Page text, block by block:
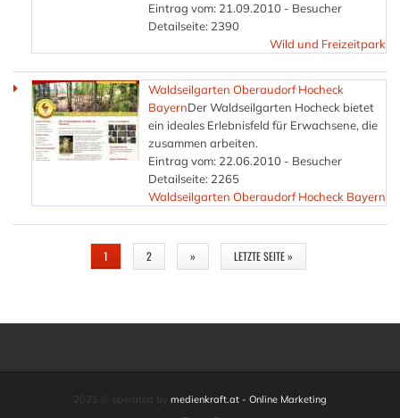
Eintrag vom: 21.09.2010 - Besucher
Detailseite: 2390
Wild und Freizeitpark
Waldseilgarten Oberaudorf Hocheck
BayernDer Waldseilgarten Hocheck bietet
ein ideales Erlebnisfeld für Erwachsene, die
zusammen arbeiten.
Eintrag vom: 22.06.2010 - Besucher
Detailseite: 2265
Waldseilgarten Oberaudorf Hocheck Bayern
1 2 » LETZTE SEITE »
2021 © operated by medienkraft.at - Online Marketing